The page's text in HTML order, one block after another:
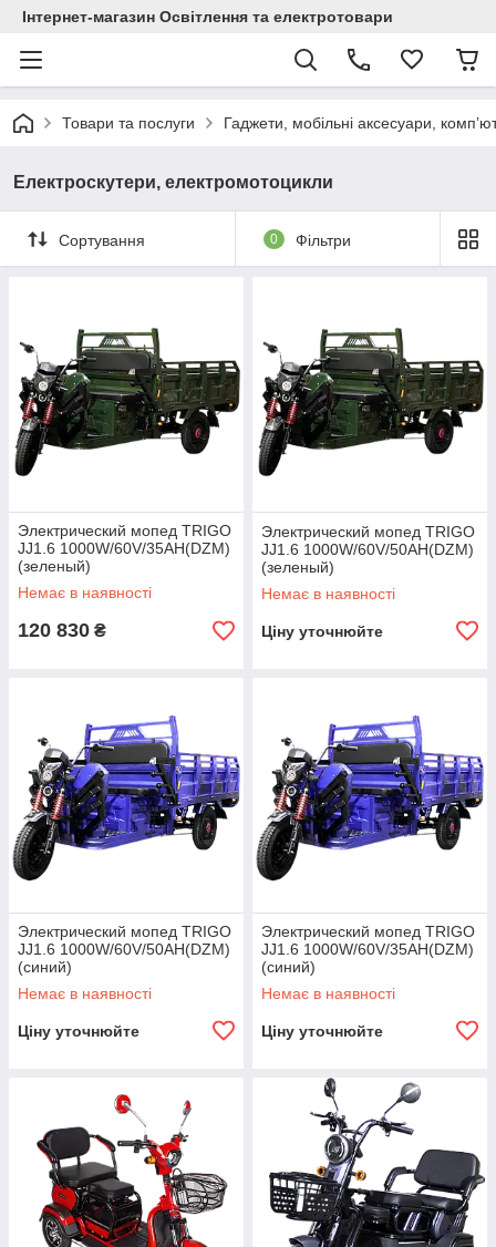
Інтернет-магазин Освітлення та електротовари
Товари та послуги Гаджети, мобільні аксесуари,
Електроскутери, електромотоцикли
Сортування 0 Фільтри
Электрический мопед TRIGO
JJ1.6 1000W/60V/35AH(DZM)
(зеленый)
Немає в наявності
120 830 ₴
Электрический мопед TRIGO
JJ1.6 1000W/60V/50AH(DZM)
(зеленый)
Немає в наявності
Ціну уточнюйте
Электрический мопед TRIGO
JJ1.6 1000W/60V/50AH(DZM)
(синий)
Немає в наявності
Ціну уточнюйте
Электрический мопед TRIGO
JJ1.6 1000W/60V/35AH(DZM)
(синий)
Немає в наявності
Ціну уточнюйте